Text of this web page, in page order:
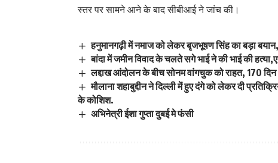
स्तर पर सामने आने के बाद सीबीआई ने जांच की।
हनुमानगढ़ी में नमाज को लेकर बृजभूषण सिंह का बड़ा
बांदा में जमीन विवाद के चलते सगे भाई ने की भाई की
लद्दाख आंदोलन के बीच सोनम वांगचुक को राहत, 170 दिन
मौलाना शहाबुद्दीन ने दिल्ली में हुए दंगे को लेकर दी
के कोशिश.
अभिनेत्री ईशा गुप्ता दुबई मे फंसी